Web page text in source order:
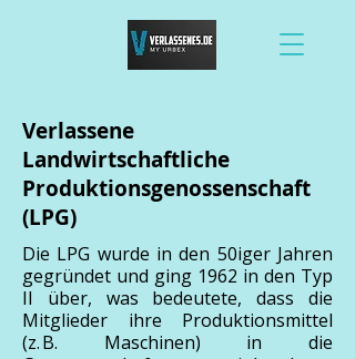
Verlassene
Landwirtschaftliche
Produktionsgenossenschaft
(LPG)
Die LPG wurde in den 50iger Jahren
gegründet und ging 1962 in den Typ
II über, was bedeutete, dass die
Mitglieder ihre Produktionsmittel
(z. B. Maschinen) in die